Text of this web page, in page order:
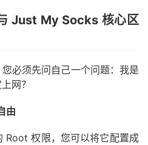
Just My Socks 核心区
必须先问自己一个问题：我是
网？
由
Root 权限，您可以将它配置成